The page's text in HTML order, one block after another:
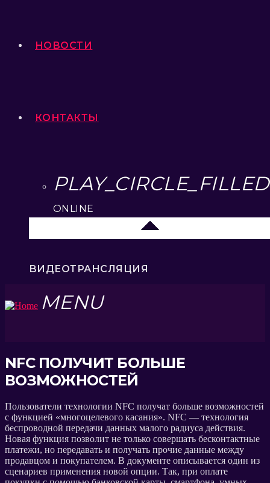
НОВОСТИ
КОНТАКТЫ
PLAY_CIRCLE_FILLED
ONLINE
ВИДЕОТРАНСЛЯЦИЯ
MENU
NFC ПОЛУЧИТ БОЛЬШЕ
ВОЗМОЖНОСТЕЙ
Пользователи технологии NFC получат больше возможностей
с функцией «многоцелевого касания». NFC — технология
беспроводной передачи данных малого радиуса действия.
Новая функция позволит не только совершать бесконтактные
платежи, но передавать и получать прочие данные между
продавцом и покупателем. В документе описывается один из
сценариев применения новой опции. Так, при оплате